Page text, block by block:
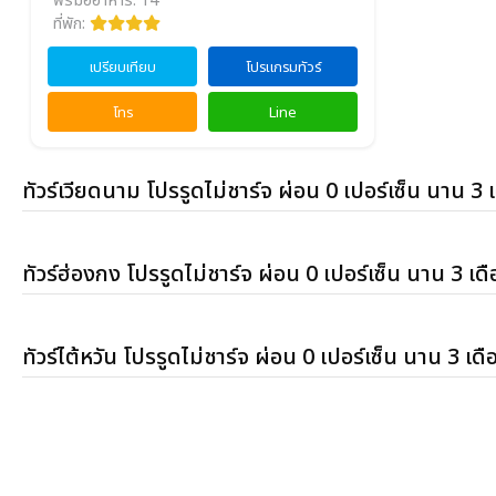
ที่พัก:
เปรียบเทียบ โปรแกรมทัวร์
โทร Line
ทัวร์เวียดนาม โปรรูดไม่ชาร์จ ผ่อน 0 เปอร์เซ็น นาน 3
ทัวร์ฮ่องกง โปรรูดไม่ชาร์จ ผ่อน 0 เปอร์เซ็น นาน 3 เ
ทัวร์ไต้หวัน โปรรูดไม่ชาร์จ ผ่อน 0 เปอร์เซ็น นาน 3 เดื